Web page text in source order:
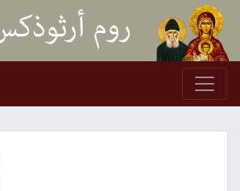
Skip to content
Main Navigation